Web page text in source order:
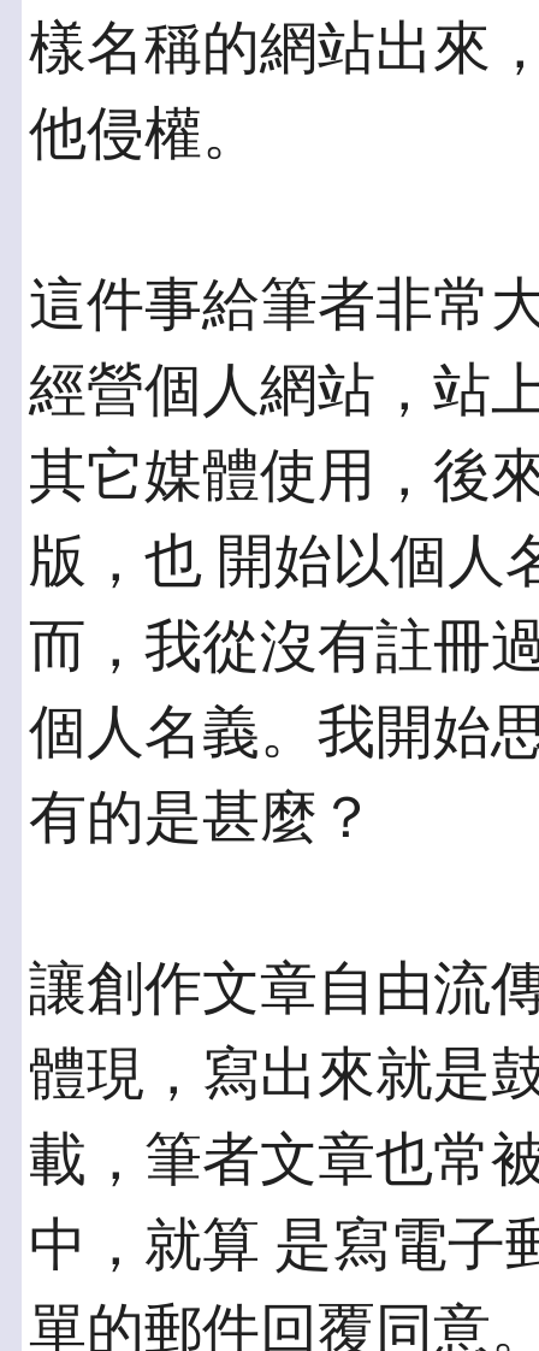
樣名稱的網站出來
他侵權。
這件事給筆者非常
經營個人網站，站
其它媒體使用，後
版，也 開始以個人
而，我從沒有註冊
個人名義。我開始
有的是甚麼？
讓創作文章自由流
體現，寫出來就是
載，筆者文章也常
中，就算 是寫電子
單的郵件回覆同意